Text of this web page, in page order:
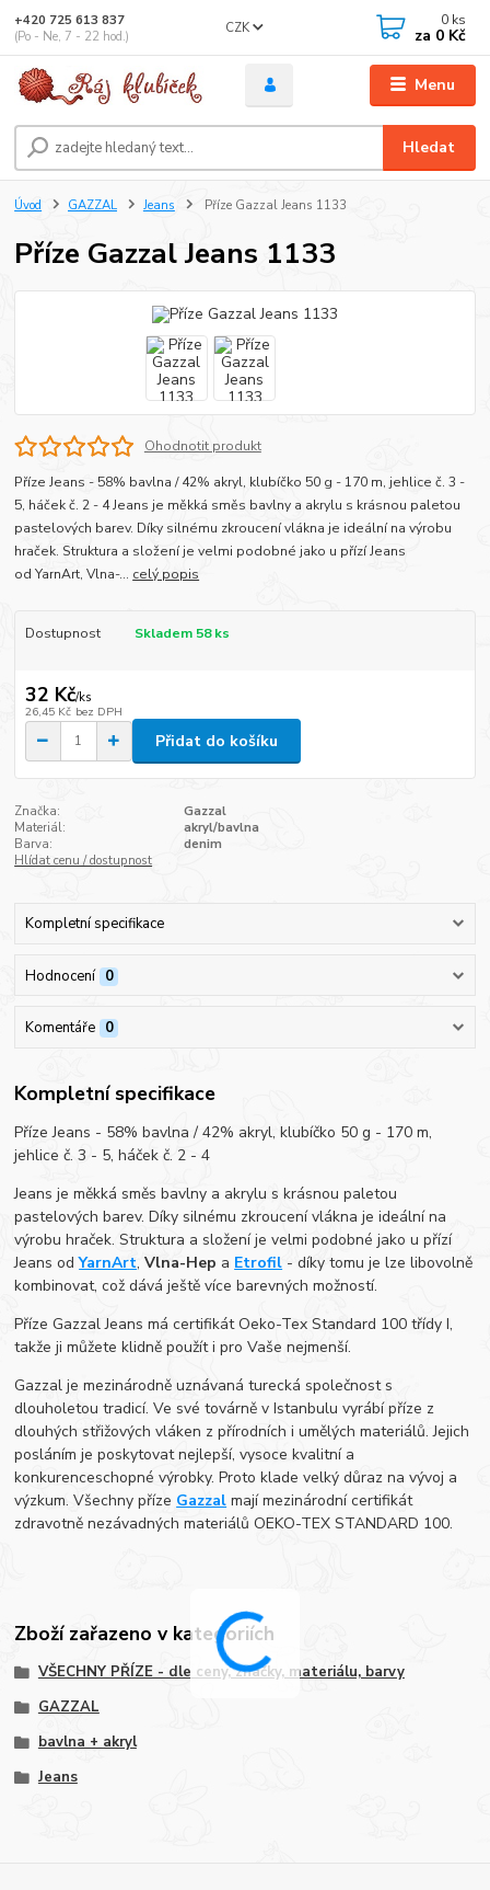
Menu
CZK
Hledat
+420 725 613 837
(Po - Ne, 7 - 22 hod.)
0 ks
za 0 Kč
Úvod GAZZAL Jeans Příze Gazzal Jeans 1133
Příze Gazzal Jeans 1133
Ohodnotit produkt
Příze Jeans - 58% bavlna / 42% akryl, klubíčko 50 g - 170 m, jehlice č. 3 -
5, háček č. 2 - 4 Jeans je měkká směs bavlny a akrylu s krásnou paletou
pastelových barev. Díky silnému zkroucení vlákna je ideální na výrobu
hraček. Struktura a složení je velmi podobné jako u přízí Jeans
od YarnArt, Vlna-... celý popis
Dostupnost Skladem 58 ks
32 Kč/ks
26,45 Kč bez DPH
Přidat do košíku
Značka:
Gazzal
Materiál:
akryl/bavlna
Barva:
denim
Hlídat cenu / dostupnost
Kompletní specifikace
Hodnocení 0
Komentáře 0
Kompletní specifikace
Příze Jeans - 58% bavlna / 42% akryl, klubíčko 50 g - 170 m,
jehlice č. 3 - 5, háček č. 2 - 4
Jeans je měkká směs bavlny a akrylu s krásnou paletou
pastelových barev. Díky silnému zkroucení vlákna je ideální na
výrobu hraček. Struktura a složení je velmi podobné jako u přízí
Jeans odYarnArt,Vlna-Hep a Etrofil - díky tomu je lze libovolně
kombinovat, což dává ještě více barevných možností.
Příze Gazzal Jeans má certifikát Oeko-Tex Standard 100 třídy I,
takže ji můžete klidně použít i pro Vaše nejmenší.
Gazzal je mezinárodně uznávaná turecká společnost s
dlouholetou tradicí. Ve své továrně v Istanbulu vyrábí příze z
dlouhých střižových vláken z přírodních i umělých materiálů. Jejich
posláním je poskytovat nejlepší, vysoce kvalitní a
konkurenceschopné výrobky. Proto klade velký důraz na vývoj a
výzkum. Všechny příze Gazzal mají mezinárodní certifikát
zdravotně nezávadných materiálů OEKO-TEX STANDARD 100.
Zboží zařazeno v kategoriích
VŠECHNY PŘÍZE - dle ceny, značky, materiálu, barvy
GAZZAL
bavlna + akryl
Jeans